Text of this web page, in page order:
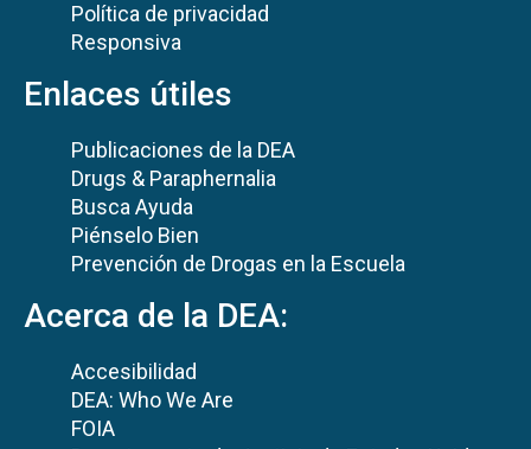
Política de privacidad
Responsiva
Enlaces útiles
Publicaciones de la DEA
Drugs & Paraphernalia
Busca Ayuda
Piénselo Bien
Prevención de Drogas en la Escuela
Acerca de la DEA:
Accesibilidad
DEA: Who We Are
FOIA